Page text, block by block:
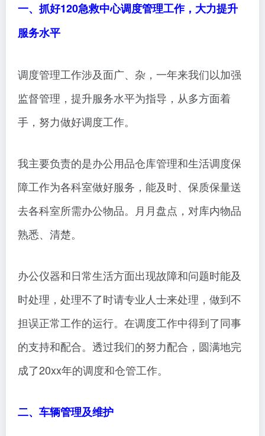
一、抓好120急救中心调度管理工作，大力提升
服务水平
调度管理工作涉及面广、杂，一年来我们以加强
监督管理，提升服务水平为指导，从多方面着
手，努力做好调度工作。
我主要负责的是办公用品仓库管理和生活调度保
障工作为各科室做好服务，能及时、保质保量送
去各科室所需办公物品。月月盘点，对库内物品
熟悉、清楚。
办公仪器和日常生活方面出现故障和问题时能及
时处理，处理不了时请专业人士来处理，做到不
担误正常工作的运行。在调度工作中得到了同事
的支持和配合。透过我们的努力配合，圆满地完
成了20xx年的调度和仓管工作。
二、车辆管理及维护